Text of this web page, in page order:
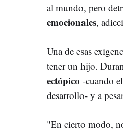
al mundo, pero
emocionales,
Una de esas
tener un hijo.
ectópico -cuando
desarrollo- y a
"En cierto modo,